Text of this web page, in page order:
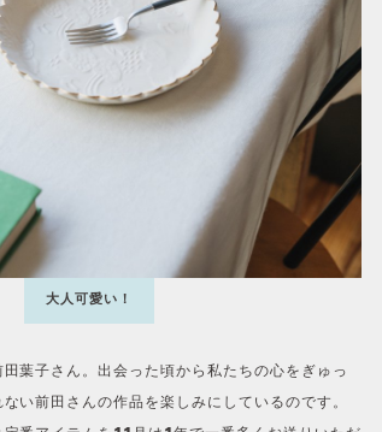
大人可愛い！
葉子さん。出会った頃から私たちの心をぎゅっ
い前田さんの作品を楽しみにしているのです。